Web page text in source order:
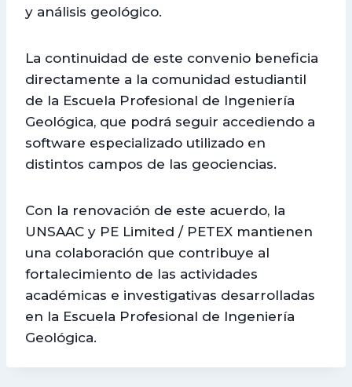
y análisis geológico.
La continuidad de este convenio beneficia
directamente a la comunidad estudiantil
de la Escuela Profesional de Ingeniería
Geológica, que podrá seguir accediendo a
software especializado utilizado en
distintos campos de las geociencias.
Con la renovación de este acuerdo, la
UNSAAC y PE Limited / PETEX mantienen
una colaboración que contribuye al
fortalecimiento de las actividades
académicas e investigativas desarrolladas
en la Escuela Profesional de Ingeniería
Geológica.